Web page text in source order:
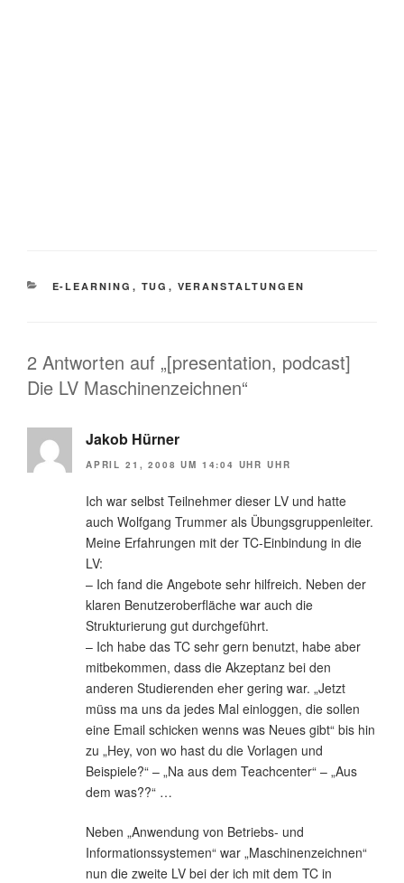
KATEGORIEN
E-LEARNING , TUG , VERANSTALTUNGEN
2 Antworten auf „[presentation, podcast]
Die LV Maschinenzeichnen“
Jakob Hürner
APRIL 21, 2008 UM 14:04 UHR UHR
Ich war selbst Teilnehmer dieser LV und hatte
auch Wolfgang Trummer als Übungsgruppenleiter.
Meine Erfahrungen mit der TC-Einbindung in die
LV:
– Ich fand die Angebote sehr hilfreich. Neben der
klaren Benutzeroberfläche war auch die
Strukturierung gut durchgeführt.
– Ich habe das TC sehr gern benutzt, habe aber
mitbekommen, dass die Akzeptanz bei den
anderen Studierenden eher gering war. „Jetzt
müss ma uns da jedes Mal einloggen, die sollen
eine Email schicken wenns was Neues gibt“ bis hin
zu „Hey, von wo hast du die Vorlagen und
Beispiele?“ – „Na aus dem Teachcenter“ – „Aus
dem was??“ …
Neben „Anwendung von Betriebs- und
Informationssystemen“ war „Maschinenzeichnen“
nun die zweite LV bei der ich mit dem TC in